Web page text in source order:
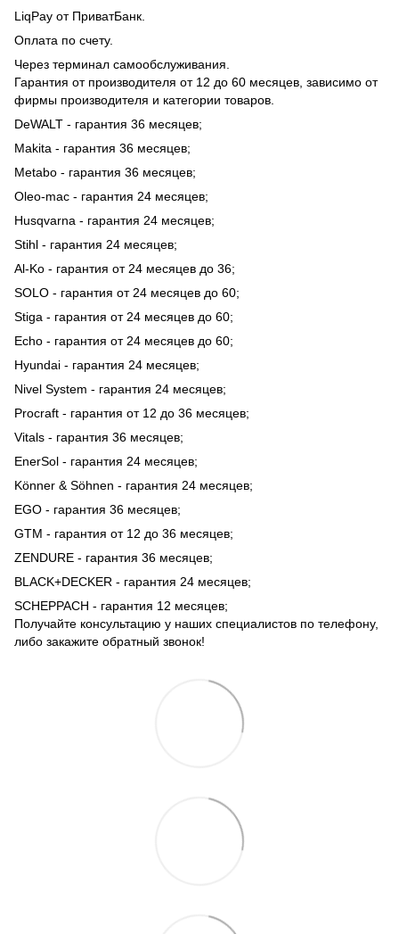
LiqPay от ПриватБанк.
Оплата по счету.
Через терминал самообслуживания.
Гарантия от производителя от 12 до 60 месяцев, зависимо от
фирмы производителя и категории товаров.
DeWALT - гарантия 36 месяцев;
Makita - гарантия 36 месяцев;
Metabo - гарантия 36 месяцев;
Oleo-mac - гарантия 24 месяцев;
Husqvarna - гарантия 24 месяцев;
Stihl - гарантия 24 месяцев;
Al-Ko - гарантия от 24 месяцев до 36;
SOLO - гарантия от 24 месяцев до 60;
Stiga - гарантия от 24 месяцев до 60;
Echo - гарантия от 24 месяцев до 60;
Hyundai - гарантия 24 месяцев;
Nivel System - гарантия 24 месяцев;
Procraft - гарантия от 12 до 36 месяцев;
Vitals - гарантия 36 месяцев;
EnerSol - гарантия 24 месяцев;
Könner & Söhnen - гарантия 24 месяцев;
EGO - гарантия 36 месяцев;
GTM - гарантия от 12 до 36 месяцев;
ZENDURE - гарантия 36 месяцев;
BLACK+DECKER - гарантия 24 месяцев;
SCHEPPACH - гарантия 12 месяцев;
Получайте консультацию у наших специалистов по телефону,
либо закажите обратный звонок!